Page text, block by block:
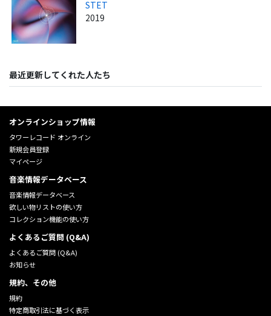
STET
2019
最近更新してくれた人たち
オンラインショップ情報
タワーレコード オンライン
新規会員登録
マイページ
音楽情報データベース
音楽情報データベース
欲しい物リストの使い方
コレクション機能の使い方
よくあるご質問 (Q&A)
よくあるご質問 (Q&A)
お知らせ
規約、その他
規約
特定商取引法に基づく表示